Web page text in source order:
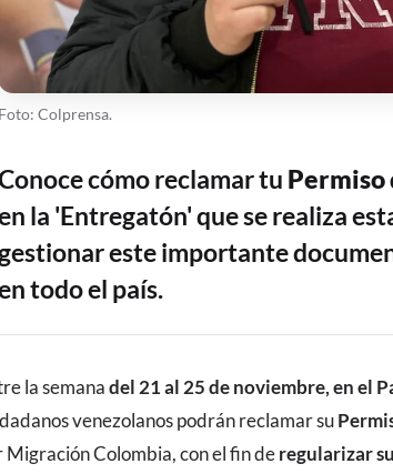
Foto: Colprensa.
cómo reclamar tu Permiso
la 'Entregatón' que se realiza
gestionar este importante
todo el país.
la semanadel 21 al 25 de noviembre, en el
venezolanos podrán reclamar su
Migración Colombia, con el fin deregularizar